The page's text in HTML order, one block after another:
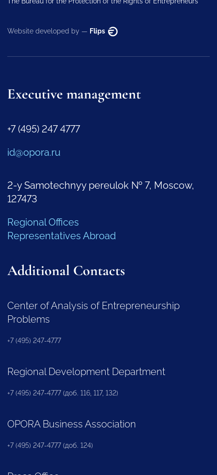
Website developed by — Flips
Executive management
+7 (495) 247 4777
id@opora.ru
2-y Samotechnyy pereulok № 7, Moscow,
127473
Regional Offices
Representatives Abroad
Additional Contacts
Center of Analysis of Entrepreneurship
Problems
+7 (495) 247-4777
Regional Development Department
+7 (495) 247-4777 (доб. 116, 117, 132)
OPORA Business Association
+7 (495) 247-4777 (доб. 124)